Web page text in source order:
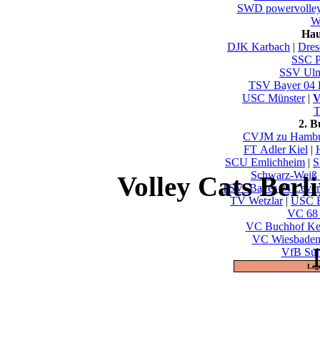
SWD
DJK Karbach |
SSC
SSV
TSV Bayer 04
USC Münster|
2.
CVJM zu
FT Adler Kiel |
SCU Emlichheim |
Schwarz-
TSV_Bayer 04
TV Wetzlar| USC
VC 68
VC Buchhof
VC Wiesbaden
VfB
Volley Cats